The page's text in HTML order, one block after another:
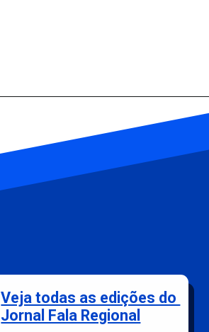
https://falaregional.com.br/bolsa-familia-parcela-de-setembro-e-liberada-para-beneficiarios-com-nis-terminado-em-1.html?via=webs&tipo=amp
Veja todas as edições do
Jornal Fala Regional